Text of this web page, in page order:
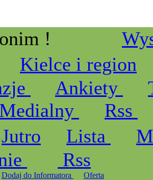
!
Kielce i region
Ankiety
Rss
Jutro Lista
Rss
Dodaj do Informatora Oferta